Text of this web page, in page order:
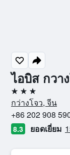
ไอบิส กวา
3 ดาว
กว่างโจว, จีน
+86 202 908
8.3 ยอดเยี่ยม